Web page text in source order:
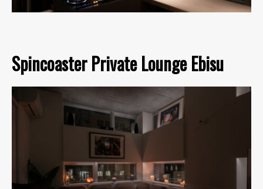
Spincoaster Private Lounge Ebisu